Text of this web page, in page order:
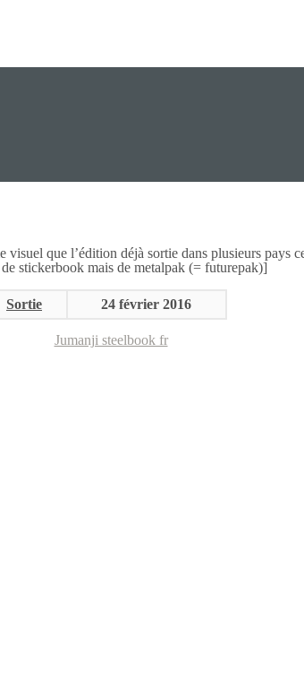
visuel que l’édition déjà sortie dans plusieurs pays
stickerbook mais de metalpak (= futurepak)]
Sortie 24 février 2016